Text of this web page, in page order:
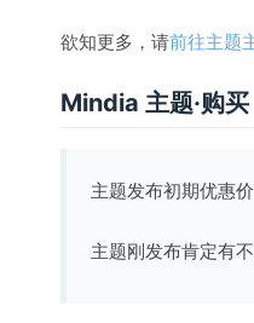
欲知更多，请前往主题
Mindia 主题·购买
主题发布初期优惠价
主题刚发布肯定有